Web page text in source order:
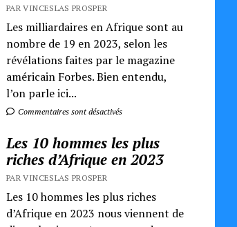
PAR VINCESLAS PROSPER
Les milliardaires en Afrique sont au
nombre de 19 en 2023, selon les
révélations faites par le magazine
américain Forbes. Bien entendu,
l’on parle ici...
Commentaires sont désactivés
Les 10 hommes les plus
riches d’Afrique en 2023
PAR VINCESLAS PROSPER
Les 10 hommes les plus riches
d’Afrique en 2023 nous viennent de